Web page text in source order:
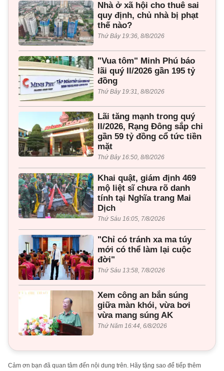
Nhà ở xã hội cho thuê sai
quy định, chủ nhà bị phạt
thế nào?
Thứ Bảy 19:36, 8/8/2026
"Vua tôm" Minh Phú báo
lãi quý II/2026 gần 195 tỷ
đồng
Thứ Bảy 19:31, 8/8/2026
Lãi tăng mạnh trong quý
II/2026, Rạng Đông sắp chi
gần 59 tỷ đồng cổ tức tiền
mặt
Thứ Bảy 16:50, 8/8/2026
Khai quật, giám định 469
mộ liệt sĩ chưa rõ danh
tính tại Nghĩa trang Mai
Dịch
Thứ Sáu 16:05, 7/8/2026
"Chỉ có tránh xa ma túy
mới có thể làm lại cuộc
đời"
Thứ Sáu 13:58, 7/8/2026
Xem công an bắn súng
giữa màn khói, vừa bơi
vừa mang súng AK
Thứ Năm 16:44, 6/8/2026
Cảm ơn bạn đã quan tâm đến nội dung trên. Hãy tặng sao để tiếp thêm